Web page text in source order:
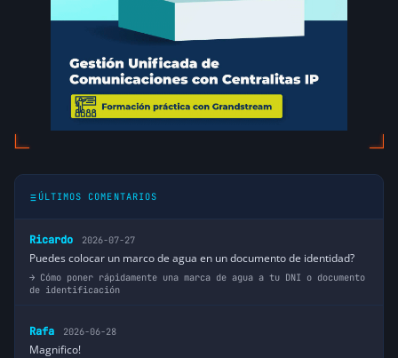
ÚLTIMOS COMENTARIOS
Ricardo 2026-07-27
Puedes colocar un marco de agua en un documento de identidad?
Cómo poner rápidamente una marca de agua a tu DNI o documento
de identificación
Rafa 2026-06-28
Magnifico!